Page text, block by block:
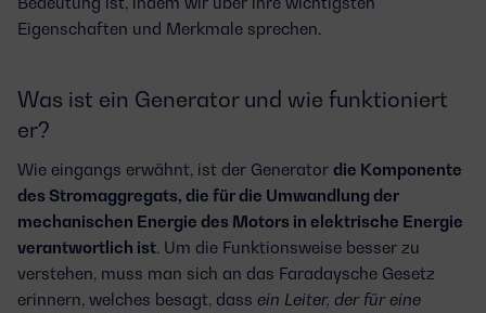
Eigenschaften und Merkmale sprechen.
Was ist ein Generator und wie funktioniert
er?
Wie eingangs erwähnt, ist der Generator die Komponente
des Stromaggregats, die für die Umwandlung der
mechanischen Energie des Motors in elektrische Energie
verantwortlich ist . Um die Funktionsweise besser zu
verstehen, muss man sich an das Faradaysche Gesetz
erinnern, welches besagt, dass ein Leiter, der für eine